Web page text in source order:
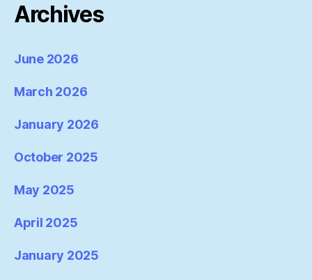
Archives
June 2026
March 2026
January 2026
October 2025
May 2025
April 2025
January 2025